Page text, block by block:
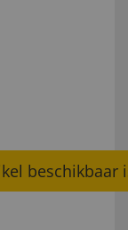
beschikbaar